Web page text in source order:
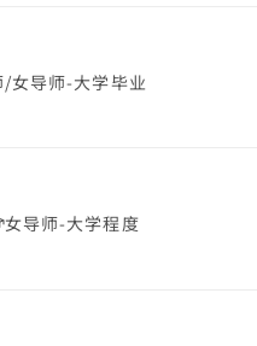
/女导师-大学毕业
女导师-大学程度